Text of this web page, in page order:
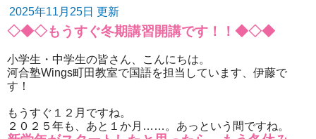
2025年11月25日 更新
◇◆◇もうすぐ冬期講習開講です！！◆◇◆
小学生・中学生の皆さん、こんにちは。
河合塾Wings町田教室で国語を担当しています、伊藤で
す！
もうすぐ１２月ですね。
２０２５年も、あと１か月……。あっという間ですね。